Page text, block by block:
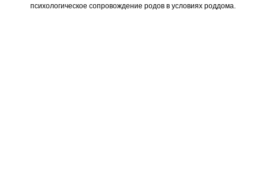
психологическое сопровождение родов в условиях роддома.